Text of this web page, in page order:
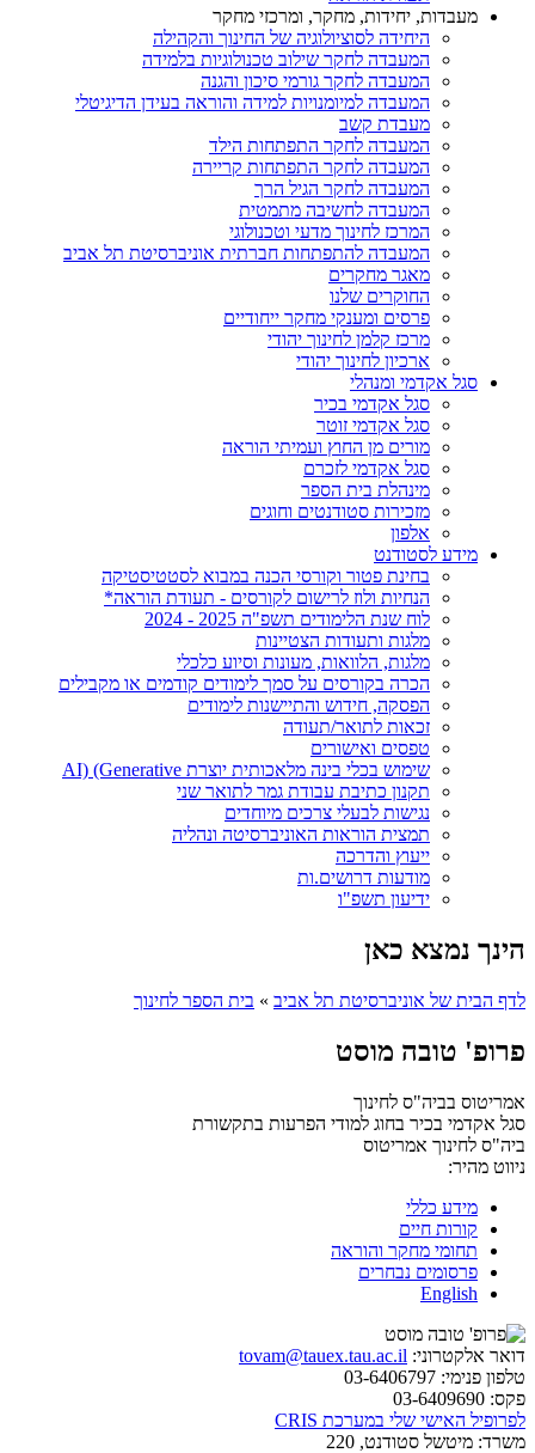
מעבדות, יחידות, מחקר, ומרכזי מחקר
היחידה לסוציולוגיה של החינוך והקהילה
המעבדה לחקר שילוב טכנולוגיות בלמידה
המעבדה לחקר גורמי סיכון והגנה
המעבדה למיומנויות למידה והוראה בעידן הדיגיטלי
מעבדת קשב
המעבדה לחקר התפתחות הילד
המעבדה לחקר התפתחות קריירה
המעבדה לחקר הגיל הרך
המעבדה לחשיבה מתמטית
המרכז לחינוך מדעי וטכנולוגי
המעבדה להתפתחות חברתית אוניברסיטת תל אביב
מאגר מחקרים
החוקרים שלנו
פרסים ומענקי מחקר ייחודיים
מרכז קלמן לחינוך יהודי
ארכיון לחינוך יהודי
סגל אקדמי ומנהלי
סגל אקדמי בכיר
סגל אקדמי זוטר
מורים מן החוץ ועמיתי הוראה
סגל אקדמי לזכרם
מינהלת בית הספר
מזכירות סטודנטים וחוגים
אלפון
מידע לסטודנט
בחינת פטור וקורסי הכנה במבוא לסטטיסטיקה
הנחיות ולוז לרישום לקורסים - תעודת הוראה*
לוח שנת הלימודים תשפ"ה 2025 - 2024
מלגות ותעודות הצטיינות
מלגות, הלוואות, מעונות וסיוע כלכלי
הכרה בקורסים על סמך לימודים קודמים או מקבילים
הפסקה, חידוש והתיישנות לימודים
זכאות לתואר/תעודה
טפסים ואישורים
שימוש בכלי בינה מלאכותית יוצרת AI) (Generative
תקנון כתיבת עבודת גמר לתואר שני
נגישות לבעלי צרכים מיוחדים
תמצית הוראות האוניברסיטה ונהליה
ייעוץ והדרכה
מודעות דרושים.ות
ידיעון תשפ"ו
הינך נמצא כאן
לדף הבית של אוניברסיטת תל אביב » בית הספר לחינוך
פרופ' טובה מוסט
אמריטוס בביה"ס לחינוך
סגל אקדמי בכיר בחוג למודי הפרעות בתקשורת
ביה"ס לחינוך אמריטוס
ניווט מהיר:
מידע כללי
קורות חיים
תחומי מחקר והוראה
פרסומים נבחרים
English
דואר אלקטרוני: tovam@tauex.tau.ac.il
טלפון פנימי:
פקס:
לפרופיל האישי שלי במערכת CRIS
משרד: מיטשל סטודנט, 220